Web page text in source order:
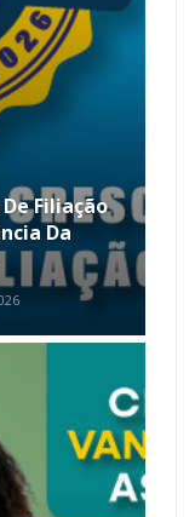
De Filiação
Da